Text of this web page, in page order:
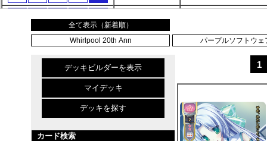
全て表示（新着順）
Whirlpool 20th Ann
パープルソフトウェ
デッキビルダーを表示
マイデッキ
デッキを探す
カード検索
1